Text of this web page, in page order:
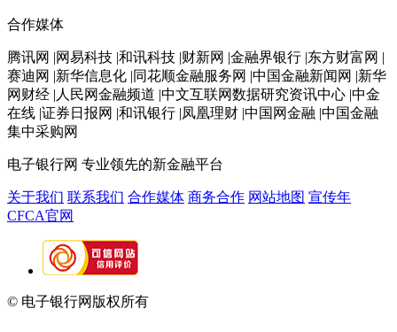
合作媒体
腾讯网 |网易科技 |和讯科技 |财新网 |金融界银行 |东方财富网 |
赛迪网 |新华信息化 |同花顺金融服务网 |中国金融新闻网 |新华
网财经 |人民网金融频道 |中文互联网数据研究资讯中心 |中金
在线 |证券日报网 |和讯银行 |凤凰理财 |中国网金融 |中国金融
集中采购网
电子银行网 专业领先的新金融平台
关于我们 联系我们 合作媒体 商务合作 网站地图 宣传年
CFCA官网
© 电子银行网版权所有